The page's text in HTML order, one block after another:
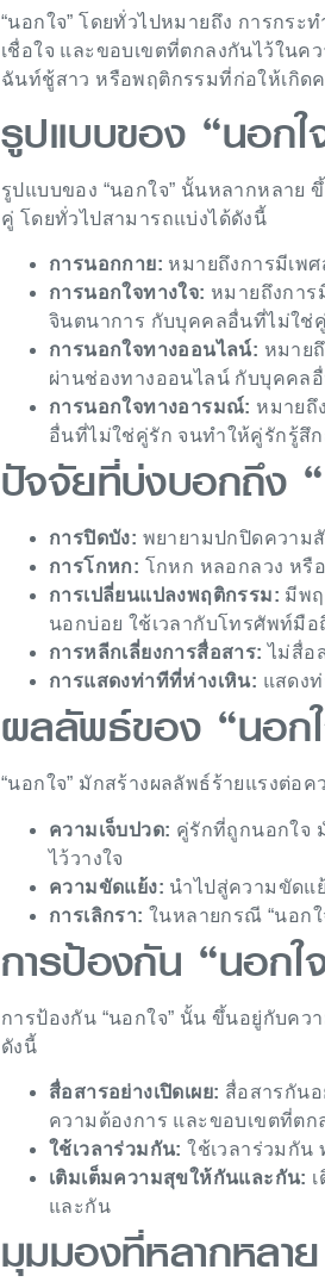
“นอกใจ” โดยทั่วไปหมายถึง การกร
เชื่อใจ และขอบเขตที่ตกลงกันไว้ใน
ฉันท์ชู้สาว หรือพฤติกรรมที่ก่อให้เกิด
รูปแบบของ “นอกใ
รูปแบบของ “นอกใจ” นั้นหลากหลาย
คู่ โดยทั่วไปสามารถแบ่งได้ดังนี้
การนอกกาย: หมายถึงการมีเพ
การนอกใจทางใจ: หมายถึงกา
จินตนาการ กับบุคคลอื่นที่ไม่ใช่
การนอกใจทางออนไลน์: หมาย
ผ่านช่องทางออนไลน์ กับบุคคล
การนอกใจทางอารมณ์: หมายถึ
อื่นที่ไม่ใช่คู่รัก จนทำให้คู่รักรู้สึก
ปัจจัยที่บ่งบอกถึง
การปิดบัง: พยายามปกปิดความ
การโกหก: โกหก หลอกลวง หรื
การเปลี่ยนแปลงพฤติกรรม: มีพฤ
นอกบ่อย ใช้เวลากับโทรศัพท์มื
การหลีกเลี่ยงการสื่อสาร: ไม่สื่อ
การแสดงท่าทีที่ห่างเหิน: แสดง
ผลลัพธ์ของ “นอก
“นอกใจ” มักสร้างผลลัพธ์ร้ายแรงต่อ
ความเจ็บปวด: คู่รักที่ถูกนอกใจ
ไว้วางใจ
ความขัดแย้ง: นำไปสู่ความขัดแ
การเลิกรา: ในหลายกรณี “นอกใ
การป้องกัน “นอกใ
การป้องกัน “นอกใจ” นั้น ขึ้นอยู่กับค
ดังนี้
สื่อสารอย่างเปิดเผย: สื่อสารกันอ
ความต้องการ และขอบเขตที่ต
ใช้เวลาร่วมกัน: ใช้เวลาร่วมกั
เติมเต็มความสุขให้กันและกัน:
และกัน
มุมมองที่หลากหลาย